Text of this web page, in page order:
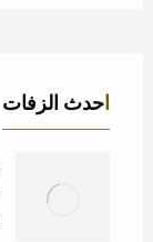
احدث الزفات